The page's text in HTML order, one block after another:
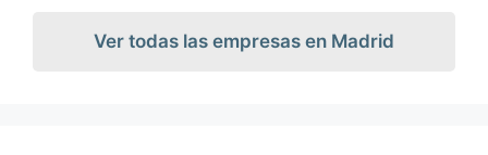
Ver todas las empresas en Madrid